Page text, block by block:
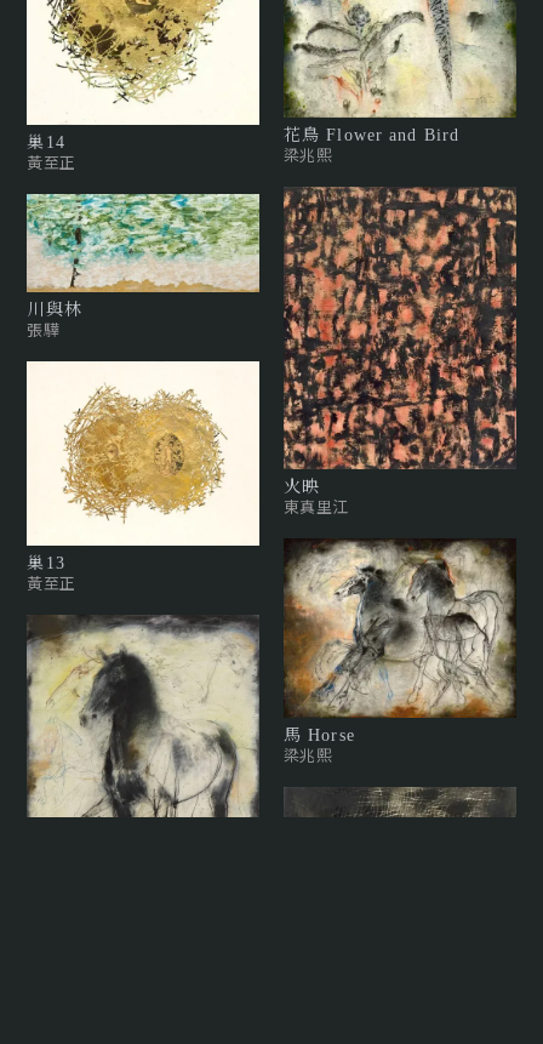
巢14
黃至正
川與林
張驊
巢13
黃至正
花鳥 Flower and Bird
梁兆熙
火映
東真里江
馬 Horse
梁兆熙